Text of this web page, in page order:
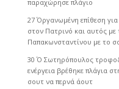
παραχώρησε πλάγιο
27΄ Οργανωμένη επίθεση
στον Πατρινό και αυτός με
Παπακωνσταντίνου με το
30΄ Ο Σωτηρόπουλος
ενέργεια βρέθηκε πλάγια
σουτ να περνά άουτ